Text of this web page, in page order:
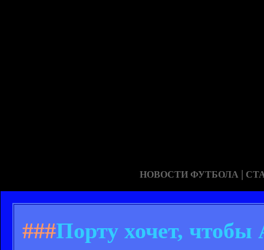
НОВОСТИ ФУТБОЛА |
###Порту хочет, чтобы